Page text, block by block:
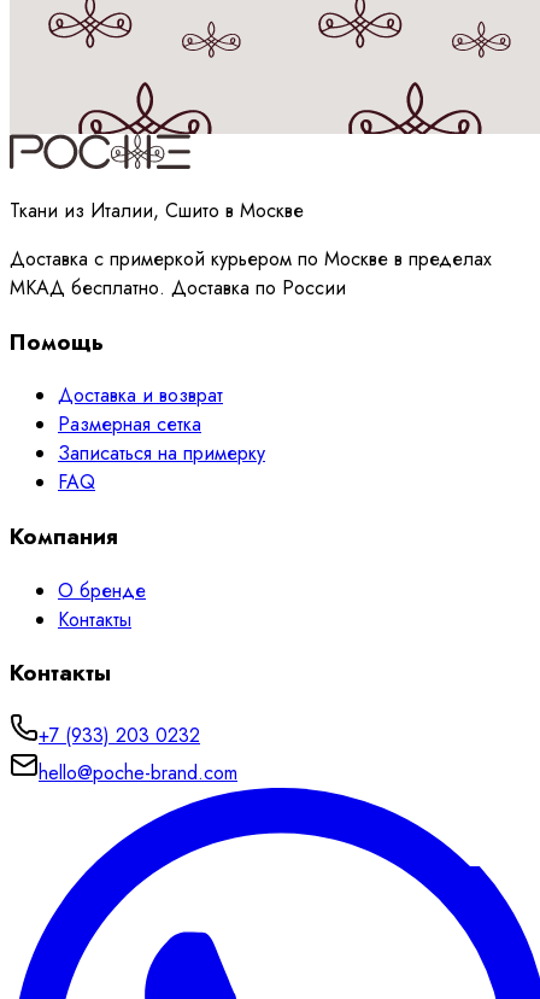
Принимаюполитикуобработки данных
Ткани из Италии, Сшито в Москве
Доставка с примеркой курьером по Москве в пределах
МКАД бесплатно. Доставка по России
Помощь
Доставка и возврат
Размерная сетка
Записаться на примерку
FAQ
Компания
О бренде
Контакты
Контакты
+7 (933) 203 0232
hello@poche-brand.com